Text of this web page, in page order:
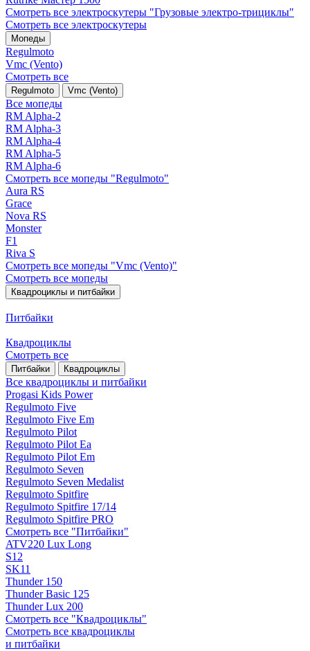
Смотреть все электро­скутеры "Грузовые электро‑трициклы"
Смотреть все электро­скутеры
Мопеды
Regulmoto
Vmc (Vento)
Смотреть все
Regulmoto Vmc (Vento)
Все мопеды
RM Alpha-2
RM Alpha-3
RM Alpha-4
RM Alpha-5
RM Alpha-6
Смотреть все мопеды "Regulmoto"
Aura RS
Grace
Nova RS
Monster
F1
Riva S
Смотреть все мопеды "Vmc (Vento)"
Смотреть все мопеды
Квадроциклы и питбайки
Питбайки
Квадроциклы
Смотреть все
Питбайки Квадроциклы
Все квадроциклы и питбайки
Progasi Kids Power
Regulmoto Five
Regulmoto Five Em
Regulmoto Pilot
Regulmoto Pilot Ea
Regulmoto Pilot Em
Regulmoto Seven
Regulmoto Seven Medalist
Regulmoto Spitfire
Regulmoto Spitfire 17/14
Regulmoto Spitfire PRO
Смотреть все "Питбайки"
ATV220 Lux Long
S12
SK11
Thunder 150
Thunder Basic 125
Thunder Lux 200
Смотреть все "Квадроциклы"
Смотреть все квадроциклы
и питбайки